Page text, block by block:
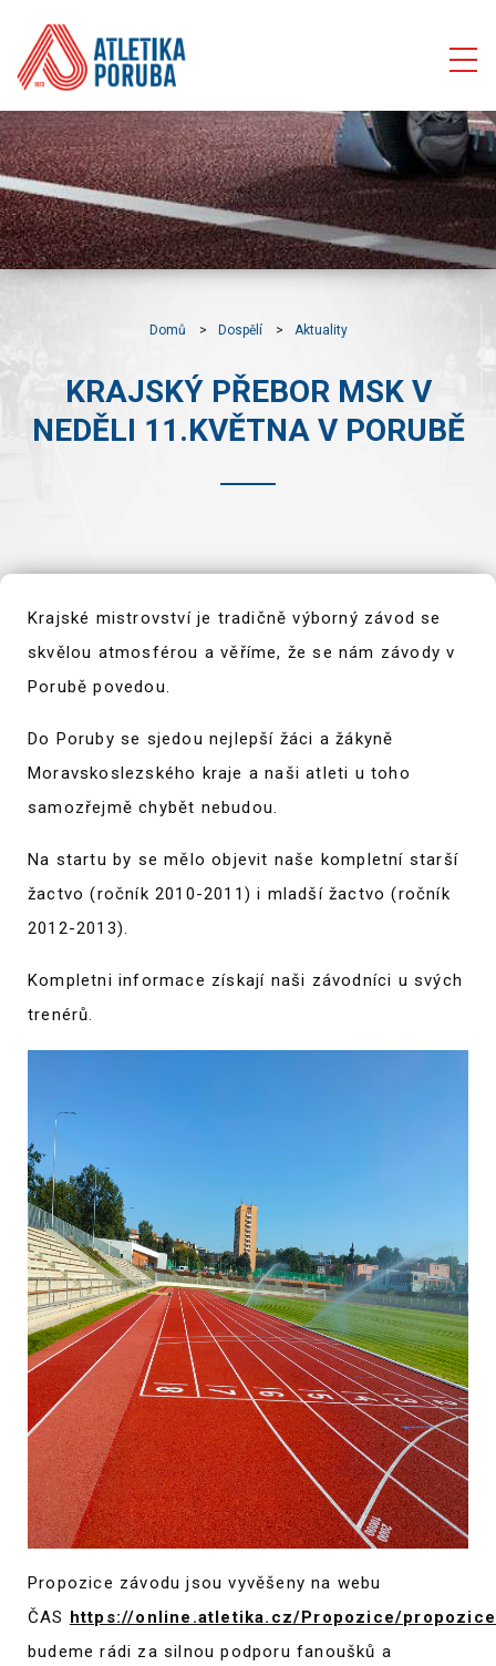
Domů Dospělí Aktuality
KRAJSKÝ PŘEBOR MSK V
NEDĚLI 11.KVĚTNA V PORUBĚ
Krajské mistrovství je tradičně výborný závod se
skvělou atmosférou a věříme, že se nám závody v
Porubě povedou.
Do Poruby se sjedou nejlepší žáci a žákyně
Moravskoslezského kraje a naši atleti u toho
samozřejmě chybět nebudou.
Na startu by se mělo objevit naše kompletní starší
žactvo (ročník 2010-2011) i mladší žactvo (ročník
2012-2013).
Kompletni informace získají naši závodníci u svých
trenérů.
Propozice závodu jsou vyvěšeny na webu
ČAS https://online.atletika.cz/Propozice/
budeme rádi za silnou podporu fanoušků a